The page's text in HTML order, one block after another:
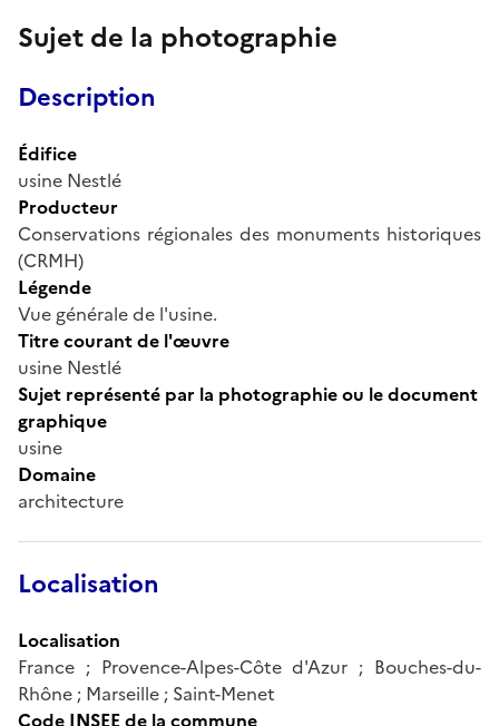
Sujet de la photographie
Description
Édifice
usine Nestlé
Producteur
Conservations régionales des monuments historiques
(CRMH)
Légende
Vue générale de l'usine.
Titre courant de l'œuvre
usine Nestlé
Sujet représenté par la photographie ou le document
graphique
usine
Domaine
architecture
Localisation
Localisation
France ; Provence-Alpes-Côte d'Azur ; Bouches-du-
Rhône ; Marseille ; Saint-Menet
Code INSEE de la commune